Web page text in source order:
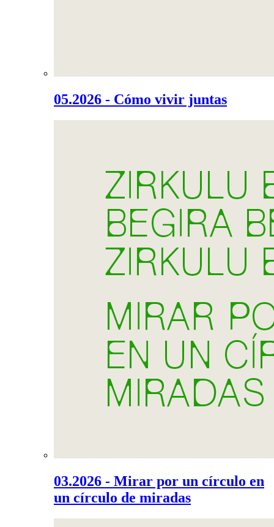
05.2026 - Cómo vivir juntas
03.2026 - Mirar por un círculo en
un círculo de miradas